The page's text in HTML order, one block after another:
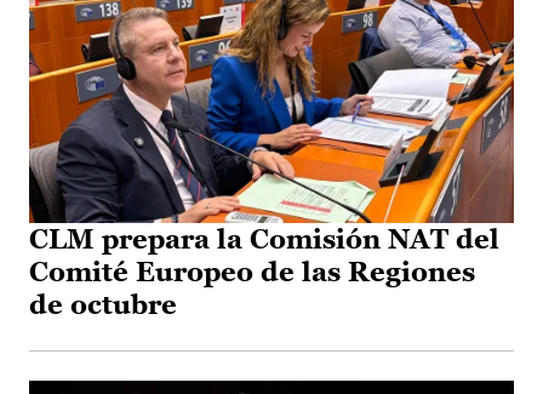
CLM prepara la Comisión NAT del
Comité Europeo de las Regiones
de octubre